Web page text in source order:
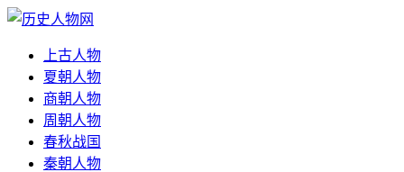
上古人物
夏朝人物
商朝人物
周朝人物
春秋战国
秦朝人物